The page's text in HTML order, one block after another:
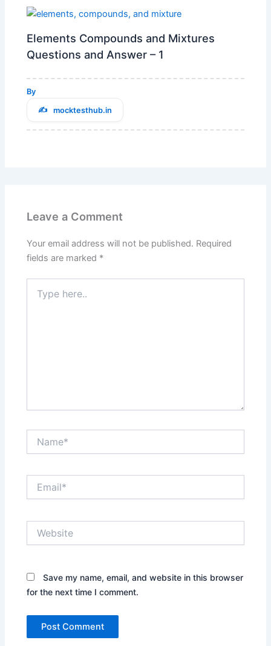
Elements Compounds and Mixtures
Questions and Answer – 1
By
mocktesthub.in
Leave a Comment
Your email address will not be published. Required
fields are marked *
here..
Save my name, email, and website in this browser
for the next time I comment.